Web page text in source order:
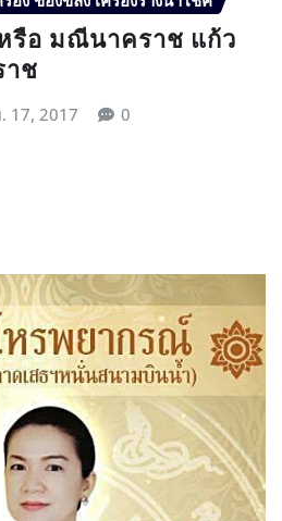
อดูแม่นๆ
อจิต มาลินีพยากรณ์